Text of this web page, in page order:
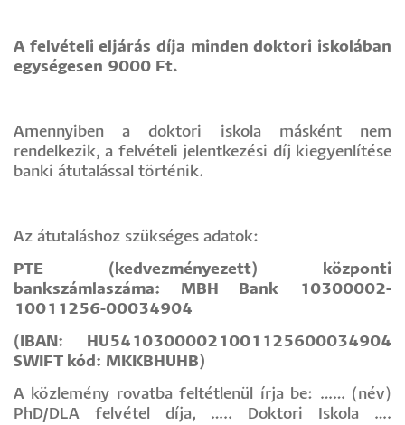
A felvételi eljárás díja minden doktori iskolában
egységesen 9000 Ft.
Amennyiben a doktori iskola másként nem
rendelkezik, a felvételi jelentkezési díj kiegyenlítése
banki átutalással történik.
Az átutaláshoz szükséges adatok:
PTE (kedvezményezett) központi
bankszámlaszáma: MBH Bank 10300002-
10011256-00034904
(IBAN: HU54103000021001125600034904
SWIFT kód: MKKBHUHB)
A közlemény rovatba feltétlenül írja be: …… (név)
PhD/DLA felvétel díja, ….. Doktori Iskola ….